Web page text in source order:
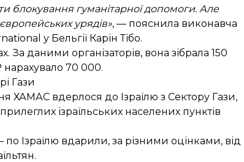
блокування гуманітарної допомоги. Але
урядів», — пояснила виконавча
у Бельгії Карін Тібо.
За даними організаторів, вона зібрала 150
нарахувало 70 000.
Гази
ХАМАС вдерлося до Ізраїлю з Сектору Гази,
ізраїльських населених пунктів
Ізраїлю вдарили, за різними оцінками, від